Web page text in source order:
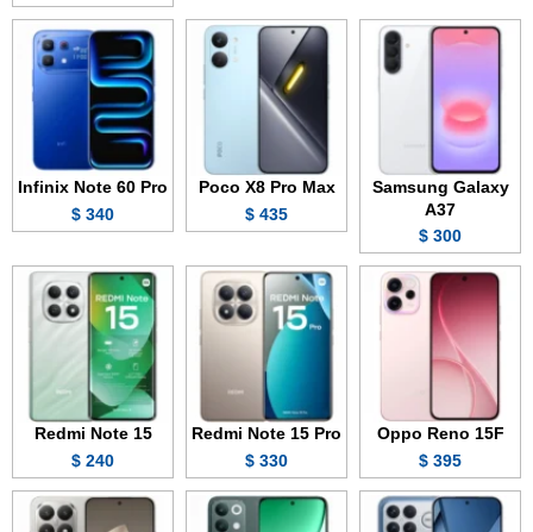
Samsung Galaxy
A37
300 $
Poco X8 Pro Max
435 $
Infinix Note 60 Pro
340 $
Oppo Reno 15F
395 $
Redmi Note 15 Pro
330 $
Redmi Note 15
240 $